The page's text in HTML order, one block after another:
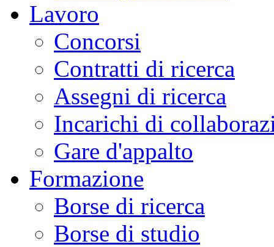
Lavoro
Concorsi
Contratti di ricerca
Assegni di ricerca
Incarichi di
Gare d'appalto
Formazione
Borse di ricerca
Borse di studio